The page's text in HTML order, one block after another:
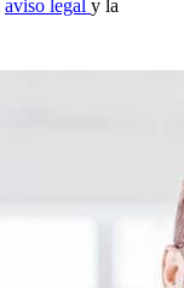
aviso legal y la